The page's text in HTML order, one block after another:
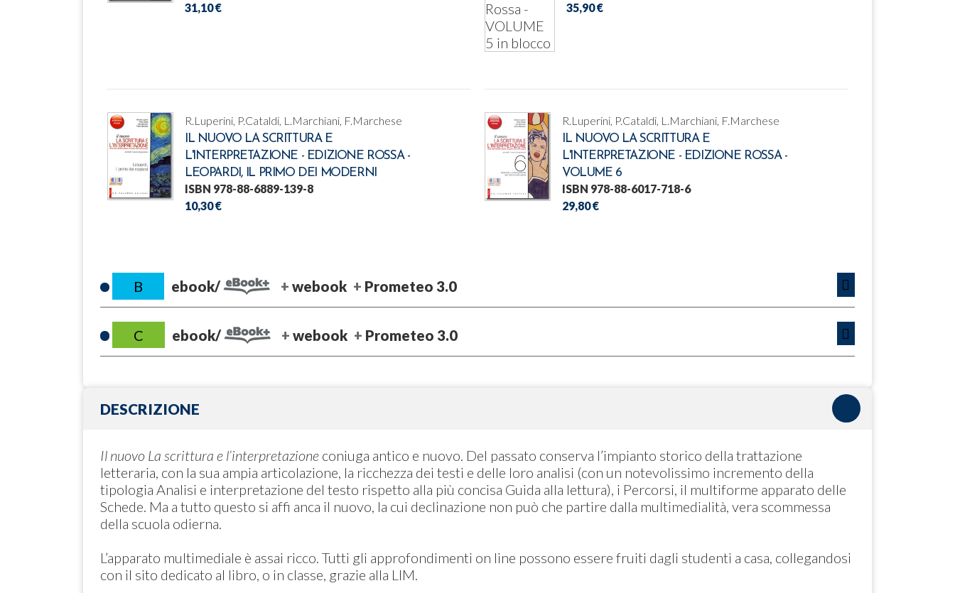
31,10 €
35,90 €
R.Luperini, P.Cataldi, L.Marchiani, F.Marchese
IL NUOVO LA SCRITTURA E
L'INTERPRETAZIONE - EDIZIONE ROSSA -
LEOPARDI, IL PRIMO DEI MODERNI
ISBN 978-88-6889-139-8
10,30 €
R.Luperini, P.Cataldi, L.Marchiani, F.Marchese
IL NUOVO LA SCRITTURA E
L'INTERPRETAZIONE - EDIZIONE ROSSA -
VOLUME 6
ISBN 978-88-6017-718-6
29,80 €
B ebook/ webook Prometeo 3.0
C ebook/ webook Prometeo 3.0
DESCRIZIONE
Il nuovo La scrittura e l’interpretazione coniuga antico e nuovo. Del passato conserva l’impianto storico della trattazione
letteraria, con la sua ampia articolazione, la ricchezza dei testi e delle loro analisi (con un notevolissimo incremento della
tipologia Analisi e interpretazione del testo rispetto alla più concisa Guida alla lettura), i Percorsi, il multiforme apparato delle
Schede. Ma a tutto questo si affi anca il nuovo, la cui declinazione non può che partire dalla multimedialità, vera scommessa
della scuola odierna.
L’apparato multimediale è assai ricco. Tutti gli approfondimenti on line possono essere fruiti dagli studenti a casa, collegandosi
con il sito dedicato al libro, o in classe, grazie alla LIM.